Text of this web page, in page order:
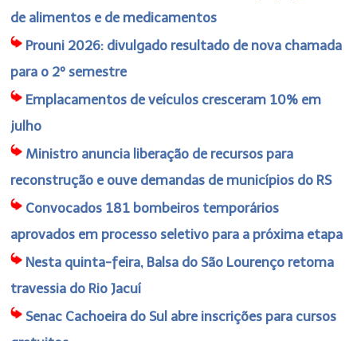
de alimentos e de medicamentos
Prouni 2026: divulgado resultado de nova chamada
para o 2º semestre
Emplacamentos de veículos cresceram 10% em
julho
Ministro anuncia liberação de recursos para
reconstrução e ouve demandas de municípios do RS
Convocados 181 bombeiros temporários
aprovados em processo seletivo para a próxima etapa
Nesta quinta-feira, Balsa do São Lourenço retoma
travessia do Rio Jacuí
Senac Cachoeira do Sul abre inscrições para cursos